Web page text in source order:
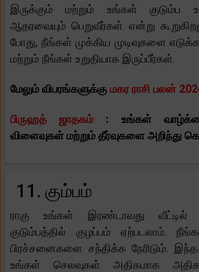
இருக்கும் மற்றும் உங்கள் குடும்ப
ஆதரவையும் பெறுவீர்கள் என்று
போது, ​​நீங்கள் முக்கிய முடிவுகளை
மற்றும் நீங்கள் உறுதியாக இருப்பீர்கள்.
மேலும் விபரங்களுக்கு மகர ராசி பலன்
பிருஹத் ஜாதகம் : உங்கள்
விளைவுகள் மற்றும் தீர்வுகளை அறிந்து
11. கும்பம்
ராகு உங்கள் இரண்டாவது வீட்டில்
குடும்பத்தில் குழப்பம் ஏற்படலாம்.
பிரச்சனைகளை சந்திக்க நேரிடும்.
உங்கள் செலவுகள் அதிகமாக